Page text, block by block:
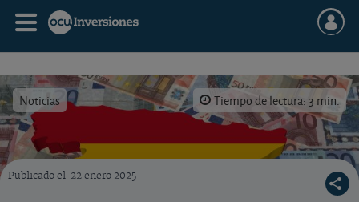
Noticias Tiempo de lectura: 3 min.
Publicado el 22 enero 2025